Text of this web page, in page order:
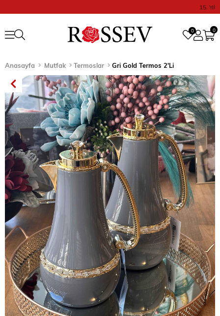
15. Yıl
0
0
Anasayfa Mutfak Termoslar Gri Gold Termos 2'Li